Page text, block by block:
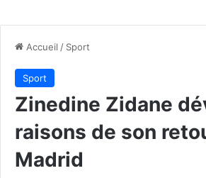
Accueil / Sport
Sport
Zinedine Zidane
raisons de son
Madrid